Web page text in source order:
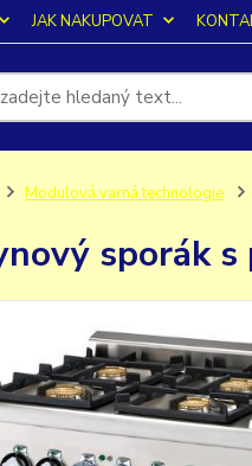
JAK NAKUPOVAT
Modulová varná technologie
sporák